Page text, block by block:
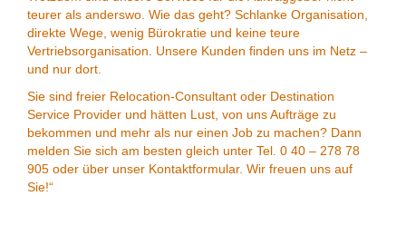
teurer als anderswo. Wie das geht? Schlanke Organisation,
direkte Wege, wenig Bürokratie und keine teure
Vertriebsorganisation. Unsere Kunden finden uns im Netz –
und nur dort.
Sie sind freier Relocation-Consultant oder Destination
Service Provider und hätten Lust, von uns Aufträge zu
bekommen und mehr als nur einen Job zu machen? Dann
melden Sie sich am besten gleich unter Tel. 0 40 – 278 78
905 oder über unser Kontaktformular. Wir freuen uns auf
Sie!“